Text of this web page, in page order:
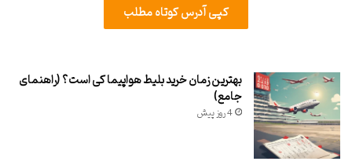
کپی آدرس کوتاه مطلب
بهترین زمان خرید بلیط هواپیما کی است؟ (راهنمای
جامع)
4 روز پیش